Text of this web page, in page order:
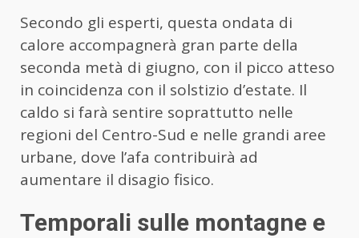
Secondo gli esperti, questa ondata di
calore accompagnerà gran parte della
seconda metà di giugno, con il picco atteso
in coincidenza con il solstizio d’estate. Il
caldo si farà sentire soprattutto nelle
regioni del Centro-Sud e nelle grandi aree
urbane, dove l’afa contribuirà ad
aumentare il disagio fisico.
Temporali sulle montagne e